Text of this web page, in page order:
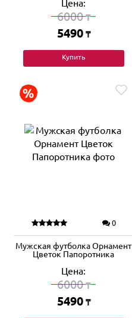
Цена:
6000₸
5490 ₸
Купить
0
Мужская футболка Орнамент
Цветок Папоротника
Цена:
6000₸
5490 ₸